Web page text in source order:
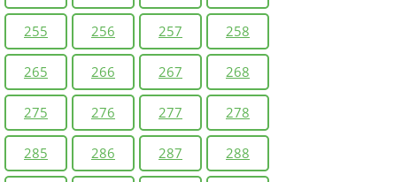
255 256 257 258
265 266 267 268
275 276 277 278
285 286 287 288